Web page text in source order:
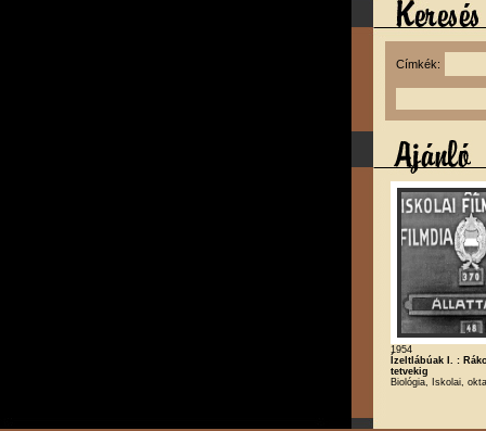
Címkék:
1954
Ízeltlábúak I. :
tetvekig
Biológia, Iskolai,